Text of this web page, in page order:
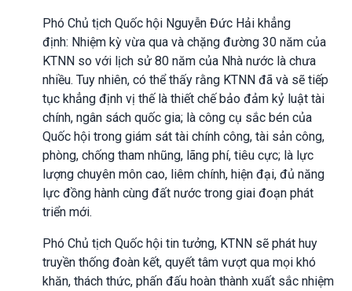
Phó Chủ tịch Quốc hội Nguyễn Đức Hải khẳng
định: Nhiệm kỳ vừa qua và chặng đường 30 năm của
KTNN so với lịch sử 80 năm của Nhà nước là chưa
nhiều. Tuy nhiên, có thể thấy rằng KTNN đã và sẽ tiếp
tục khẳng định vị thế là thiết chế bảo đảm kỷ luật tài
chính, ngân sách quốc gia; là công cụ sắc bén của
Quốc hội trong giám sát tài chính công, tài sản công,
phòng, chống tham nhũng, lãng phí, tiêu cực; là lực
lượng chuyên môn cao, liêm chính, hiện đại, đủ năng
lực đồng hành cùng đất nước trong giai đoạn phát
triển mới.
Phó Chủ tịch Quốc hội tin tưởng, KTNN sẽ phát huy
truyền thống đoàn kết, quyết tâm vượt qua mọi khó
khăn, thách thức, phấn đấu hoàn thành xuất sắc nhiệm